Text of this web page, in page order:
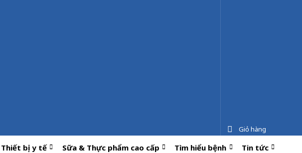
Giỏ hàng
Thiết bị y tế Sữa & Thực phẩm cao cấp Tìm hiểu bệnh Tin tức